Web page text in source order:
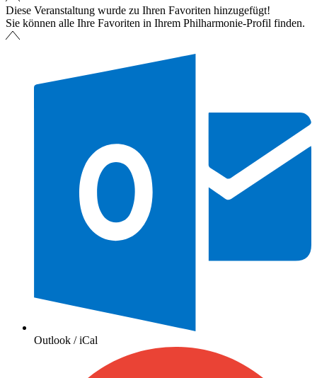
Diese Veranstaltung wurde zu Ihren Favoriten hinzugefügt!
Sie können alle Ihre Favoriten in Ihrem Philharmonie-Profil finden.
Outlook / iCal